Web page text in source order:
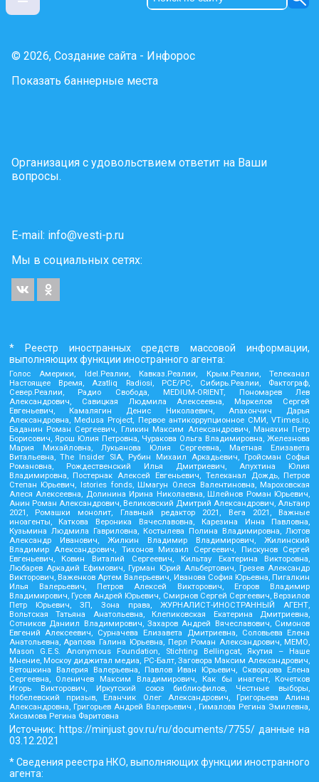
© 2026, Создание сайта - Инфорос
Показать баннерные места
Организация с удовольствием ответит на Ваши
вопросы.
E-mail: info@vesti-p.ru
Мы в социальных сетях:
* Реестр иностранных средств массовой информации,
выполняющих функции иностранного агента:
Голос Америки, Idel.Реалии, Кавказ.Реалии, Крым.Реалии, Телеканал
Настоящее Время, Azatliq Radiosi, PCE/PC, Сибирь.Реалии, Фактограф,
Север.Реалии, Радио Свобода, MEDIUM-ORIENT, Пономарев Лев
Александрович, Савицкая Людмила Алексеевна, Маркелов Сергей
Евгеньевич, Камалягин Денис Николаевич, Апахончич Дарья
Александровна, Medusa Project, Первое антикоррупционное СМИ, VTimes.io,
Баданин Роман Сергеевич, Гликин Максим Александрович, Маняхин Петр
Борисович, Ярош Юлия Петровна, Чуракова Ольга Владимировна, Железнова
Мария Михайловна, Лукьянова Юлия Сергеевна, Маетная Елизавета
Витальевна, The Insider SIA, Рубин Михаил Аркадьевич, Гройсман Софья
Романовна, Рождественский Илья Дмитриевич, Апухтина Юлия
Владимировна, Постернак Алексей Евгеньевич, Телеканал Дождь, Петров
Степан Юрьевич, Istories fonds, Шмагун Олеся Валентиновна, Мароховская
Алеся Алексеевна, Долинина Ирина Николаевна, Шлейнов Роман Юрьевич,
Анин Роман Александрович, Великовский Дмитрий Александрович, Альтаир
2021, Ромашки монолит, Главный редактор 2021, Вега 2021, Важные
иноагенты, Каткова Вероника Вячеславовна, Карезина Инна Павловна,
Кузьмина Людмила Гавриловна, Костылева Полина Владимировна, Лютов
Александр Иванович, Жилкин Владимир Владимирович, Жилинский
Владимир Александрович, Тихонов Михаил Сергеевич, Пискунов Сергей
Евгеньевич, Ковин Виталий Сергеевич, Кильтау Екатерина Викторовна,
Любарев Аркадий Ефимович, Гурман Юрий Альбертович, Грезев Александр
Викторович, Важенков Артем Валерьевич, Иванова София Юрьевна, Пигалкин
Илья Валерьевич, Петров Алексей Викторович, Егоров Владимир
Владимирович, Гусев Андрей Юрьевич, Смирнов Сергей Сергеевич, Верзилов
Петр Юрьевич, ЗП, Зона права, ЖУРНАЛИСТ-ИНОСТРАННЫЙ АГЕНТ,
Вольтская Татьяна Анатольевна, Клепиковская Екатерина Дмитриевна,
Сотников Даниил Владимирович, Захаров Андрей Вячеславович, Симонов
Евгений Алексеевич, Сурначева Елизавета Дмитриевна, Соловьева Елена
Анатольевна, Арапова Галина Юрьевна, Перл Роман Александрович, МЕМО,
Mason G.E.S. Anonymous Foundation, Stichting Bellingcat, Якутия – Наше
Мнение, Москоу диджитал медиа, РС-Балт, Заговора Максим Александрович,
Ветошкина Валерия Валерьевна, Павлов Иван Юрьевич, Скворцова Елена
Сергеевна, Оленичев Максим Владимирович, Как бы инагент, Кочетков
Игорь Викторович, Иркутский союз библиофилов, Честные выборы,
Нобелевский призыв, Еланчик Олег Александрович, Григорьева Алина
Александровна, Григорьев Андрей Валерьевич , Гималова Регина Эмилевна,
Хисамова Регина Фаритовна
Источник: https://minjust.gov.ru/ru/documents/7755/данные на
03.12.2021
* Сведения реестра НКО, выполняющих функции иностранного
агента: